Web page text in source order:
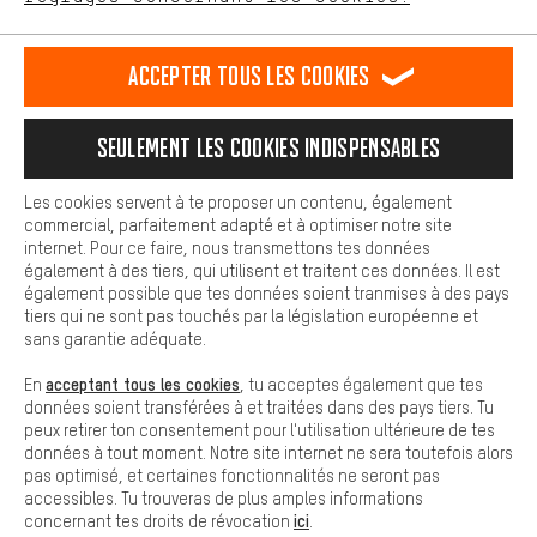
RÉSILIER LE CONTRAT Communauté d'Aix-la-Chapelle
Programme d'affiliation Mentions Légales Protection des données
Conditions générales de vente Plateforme d'Alerte
Reprise des batteries Corepile Paramètres de cookies
Modifier le contraste
Tous les prix s'entendent en euros (MwSt hors) plus les
frais de portpour la livraison versÉtats-Unis.
est plus confortable. Avec les cookies de confort, nous
Nous pouvons ainsi mettre à ta disposition d'autres contenus et
informations utiles. De plus, tu as la possibilité d'utiliser des
facilement les bons produits. Par exemple, nous proposons une
facilement aux questions.
Cookies de base
Les cookies de base garantissent que tu puisses utiliser les
fonctions de notre site web.
Accepter tous les cookies
Seulement les cookies indispensables
Les cookies servent à te proposer un contenu, également
commercial, parfaitement adapté et à optimiser notre site
internet. Pour ce faire, nous transmettons tes données
également à des tiers, qui utilisent et traitent ces données. Il est
également possible que tes données soient tranmises à des pays
tiers qui ne sont pas touchés par la législation européenne et
sans garantie adéquate.
En acceptant tous les cookies , tu acceptes également que tes
données soient transférées à et traitées dans des pays tiers. Tu
peux retirer ton consentement pour l'utilisation ultérieure de tes
données à tout moment. Notre site internet ne sera toutefois alors
pas optimisé, et certaines fonctionnalités ne seront pas
accessibles. Tu trouveras de plus amples informations
concernant tes droits de révocation ici